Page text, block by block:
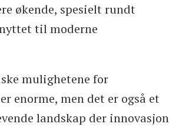
økende, spesielt rundt
til moderne
mulighetene for
enorme, men det er også et
landskap der innovasjon